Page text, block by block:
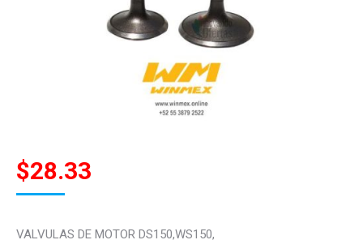
$28.33
VALVULAS DE MOTOR DS150,WS150,